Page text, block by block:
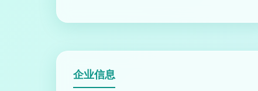
企业信息